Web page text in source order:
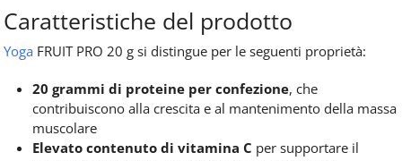
Caratteristiche del prodotto
Yoga FRUIT PRO 20 g si distingue per le seguenti proprietà:
20 grammi di proteine per confezione, che
contribuiscono alla crescita e al mantenimento della massa
muscolare
Elevato contenuto di vitamina C per supportare il